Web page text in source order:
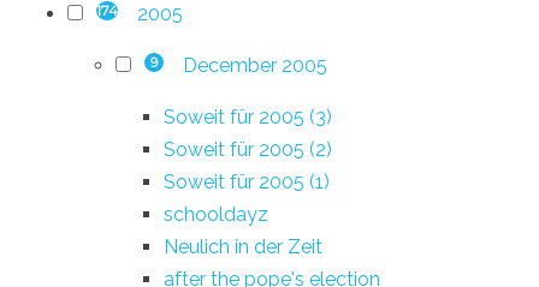
174 2005
9 December 2005
Soweit für 2005 (3)
Soweit für 2005 (2)
Soweit für 2005 (1)
schooldayz
Neulich in der Zeit
after the pope's election